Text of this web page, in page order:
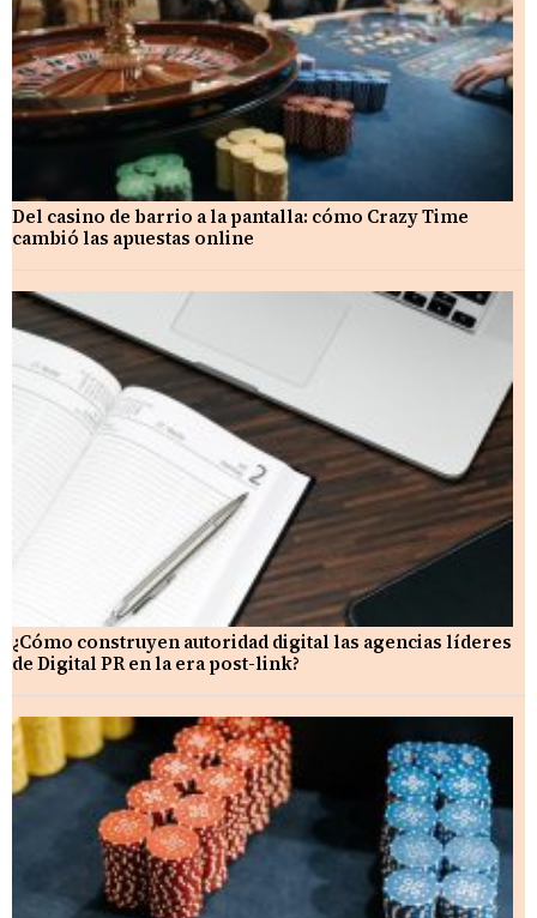
Del casino de barrio a la pantalla: cómo Crazy Time
cambió las apuestas online
¿Cómo construyen autoridad digital las agencias líderes
de Digital PR en la era post-link?